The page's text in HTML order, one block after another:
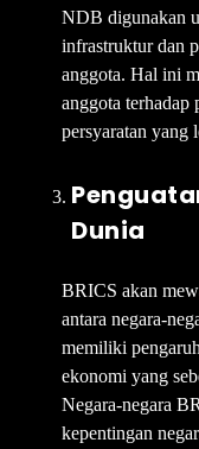
NDB digunakan
infrastruktur dan
anggota. Hal ini
anggota terhadap
persyaratan yang
Dunia
BRICS akan
antara negara-
memiliki
ekonomi yang
Negara-negara
kepentingan